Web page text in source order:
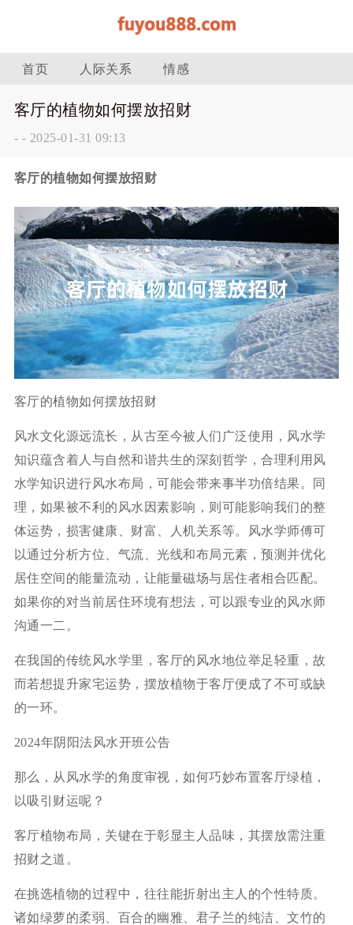
首页 人际关系 情感
客厅的植物如何摆放招财
- - 2025-01-31 09:13
客厅的植物如何摆放招财
客厅的植物如何摆放招财
风水文化源远流长，从古至今被人们广泛使用，风水学
知识蕴含着人与自然和谐共生的深刻哲学，合理利用风
水学知识进行风水布局，可能会带来事半功倍结果。同
理，如果被不利的风水因素影响，则可能影响我们的整
体运势，损害健康、财富、人机关系等。风水学师傅可
以通过分析方位、气流、光线和布局元素，预测并优化
居住空间的能量流动，让能量磁场与居住者相合匹配。
如果你的对当前居住环境有想法，可以跟专业的风水师
沟通一二。
在我国的传统风水学里，客厅的风水地位举足轻重，故
而若想提升家宅运势，摆放植物于客厅便成了不可或缺
的一环。
2024年阴阳法风水开班公告
那么，从风水学的角度审视，如何巧妙布置客厅绿植，
以吸引财运呢？
客厅植物布局，关键在于彰显主人品味，其摆放需注重
招财之道。
在挑选植物的过程中，往往能折射出主人的个性特质。
诸如绿萝的柔弱、百合的幽雅、君子兰的纯洁、文竹的